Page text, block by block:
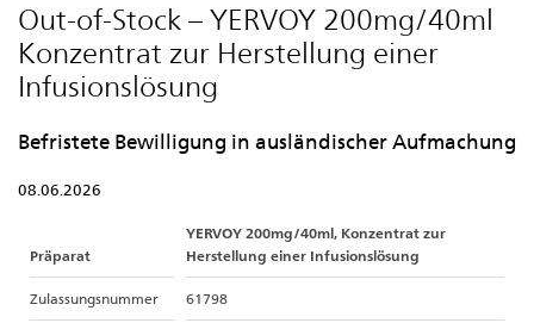
Out-of-Stock – YERVOY 200mg/40ml
Konzentrat zur Herstellung einer
Infusionslösung
Befristete Bewilligung in ausländischer Aufmachung
08.06.2026
Präparat
YERVOY 200mg/40ml, Konzentrat zur
Herstellung einer Infusionslösung
Zulassungsnummer 61798